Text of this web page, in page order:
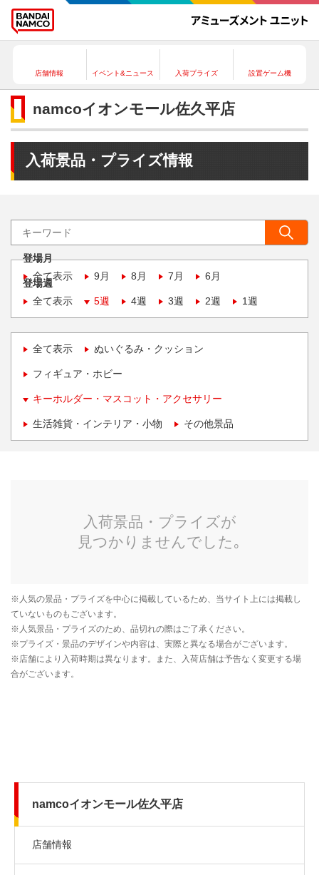
店舗情報 イベント&ニュース 入荷プライズ 設置ゲーム機
namcoイオンモール佐久平店
入荷景品・プライズ情報
登場月
全て表示
9月 8月 7月 6月
登場週
全て表示
5週 4週 3週 2週 1週
全て表示 ぬいぐるみ・クッション
フィギュア・ホビー
キーホルダー・マスコット・アクセサリー
生活雑貨・インテリア・小物 その他景品
namcoイオンモール佐久平店
店舗情報